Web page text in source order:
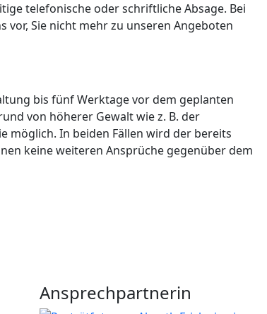
telefonische oder schriftliche Absage. Bei
Sie nicht mehr zu unseren Angeboten
bis fünf Werktage vor dem geplanten
von höherer Gewalt wie z. B. der
möglich. In beiden Fällen wird der bereits
keine weiteren Ansprüche gegenüber dem
Ansprechpartnerin